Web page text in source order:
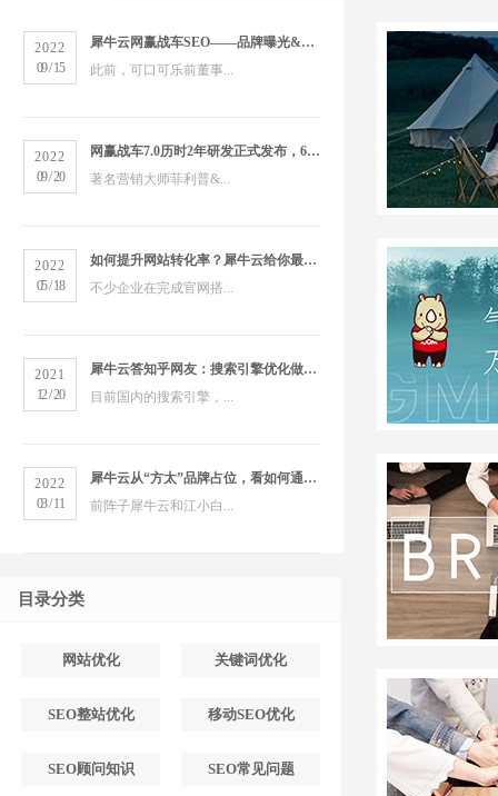
2022
09/15
犀牛云网赢战车SEO——品牌曝光&精准营销双管齐下
此前，可口可乐前董事...
2022
09/20
网赢战车7.0历时2年研发正式发布，6大版本打造数字营销新物种
著名营销大师菲利普&...
2022
05/18
如何提升网站转化率？犀牛云给你最全的营销洞察
不少企业在完成官网搭...
2021
12/20
犀牛云答知乎网友：搜索引擎优化做得好的公司有哪些？
目前国内的搜索引擎，...
2022
03/11
犀牛云从“方太”品牌占位，看如何通过搜索引擎占领市场
前阵子犀牛云和江小白...
目录分类
网站优化 关键词优化
SEO整站优化 移动SEO优化
SEO顾问知识 SEO常见问题